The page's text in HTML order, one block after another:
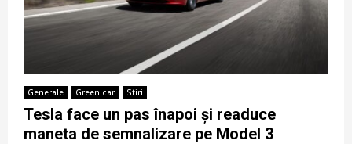
Generale Green car Stiri
Tesla face un pas înapoi și readuce
maneta de semnalizare pe Model 3